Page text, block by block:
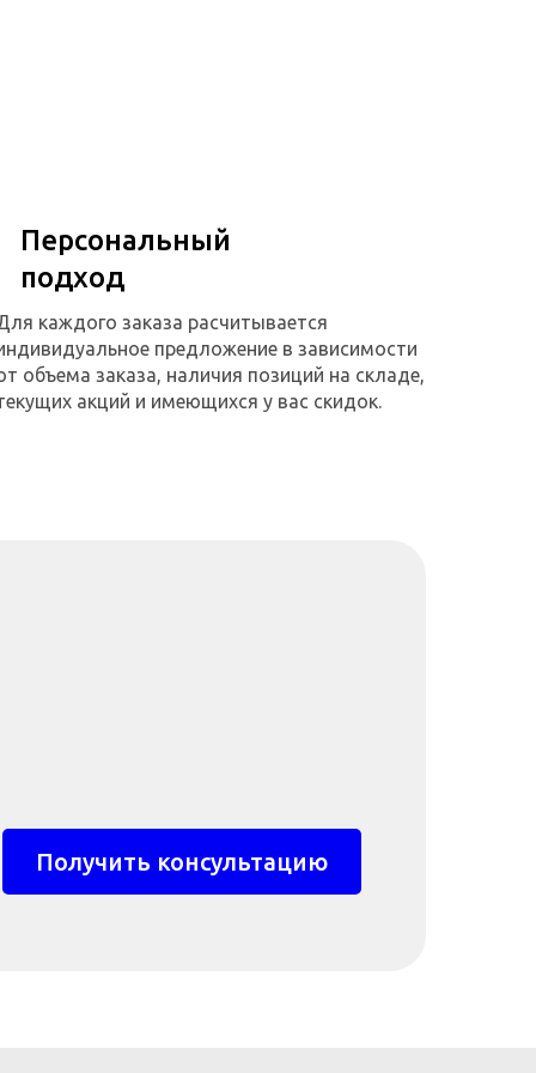
Персональный
подход
каждого заказа расчитывается
предложение в зависимости
объема заказа, наличия позиций на складе,
акций и имеющихся у вас скидок.
Получить консультацию